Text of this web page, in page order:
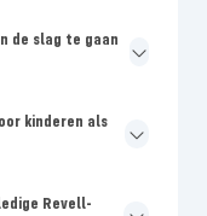
de slag te gaan
kinderen als
Revell-